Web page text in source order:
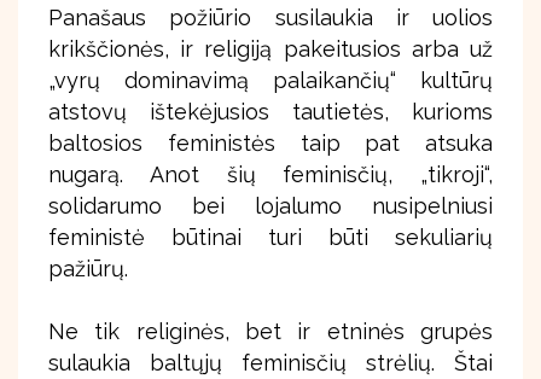
Panašaus požiūrio susilaukia ir uolios
krikščionės, ir religiją pakeitusios arba už
„vyrų dominavimą palaikančių“ kultūrų
atstovų ištekėjusios tautietės, kurioms
baltosios feministės taip pat atsuka
nugarą. Anot šių feminisčių, „tikroji“,
solidarumo bei lojalumo nusipelniusi
feministė būtinai turi būti sekuliarių
pažiūrų.
Ne tik religinės, bet ir etninės grupės
sulaukia baltųjų feminisčių strėlių. Štai